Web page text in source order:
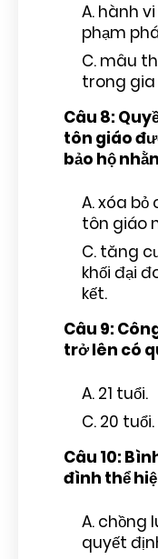
A. hành
phạm
C. mâu
trong gia
Câu 8:
tôn giáo
bảo hộ
A. xóa bỏ
tôn giáo
C. tăng
khối đại
kết.
Câu 9:
trở lên có
A. 21 tuổi.
C. 20 tuổi.
Câu 10:
đình thể
A. chồng
quyết